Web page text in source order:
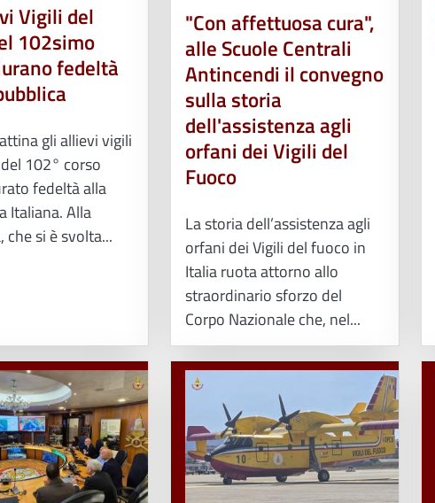
Vigili del
102simo
fedeltà
gli allievi vigili
102° corso
fedeltà alla
Italiana. Alla
che si è svolta...
"Con affettuosa cura",
alle Scuole Centrali
Antincendi il convegno
sulla storia
dell'assistenza agli
orfani dei Vigili del
Fuoco
La storia dell’assistenza agli
orfani dei Vigili del fuoco in
Italia ruota attorno allo
straordinario sforzo del
Corpo Nazionale che, nel...